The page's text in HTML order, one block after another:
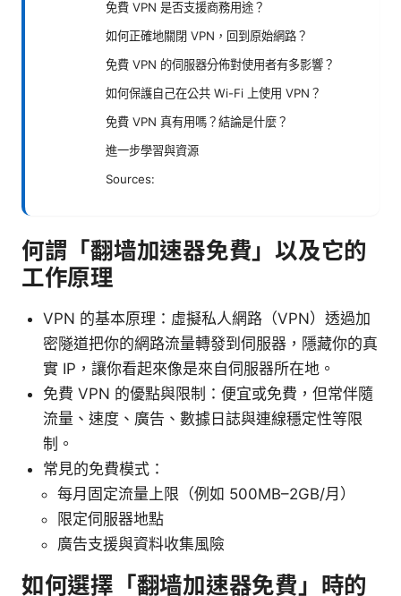
免費 VPN 是否支援商務用途？
如何正確地關閉 VPN，回到原始網路？
免費 VPN 的伺服器分佈對使用者有多影響？
如何保護自己在公共 Wi-Fi 上使用 VPN？
免費 VPN 真有用嗎？結論是什麼？
進一步學習與資源
Sources:
何謂「翻墙加速器免費」以及它的
工作原理
VPN 的基本原理：虛擬私人網路（VPN）透過加
密隧道把你的網路流量轉發到伺服器，隱藏你的真
實 IP，讓你看起來像是來自伺服器所在地。
免費 VPN 的優點與限制：便宜或免費，但常伴隨
流量、速度、廣告、數據日誌與連線穩定性等限
制。
常見的免費模式：
每月固定流量上限（例如 500MB–2GB/月）
限定伺服器地點
廣告支援與資料收集風險
如何選擇「翻墙加速器免費」時的